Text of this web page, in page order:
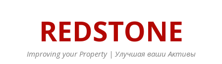
REDSTONE
Improving your Property | Улучшая ваши Активы